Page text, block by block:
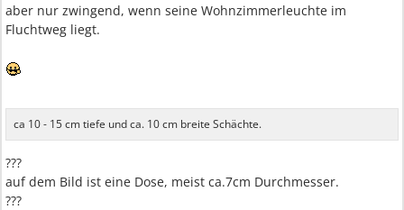
aber nur zwingend, wenn seine Wohnzimmerleuchte im
Fluchtweg liegt.
ca 10 - 15 cm tiefe und ca. 10 cm breite Schächte.
???
auf dem Bild ist eine Dose, meist ca.7cm Durchmesser.
???